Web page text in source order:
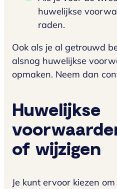
huwelijkse
raden.
Ook als je al getrouwd
alsnog huwelijkse
opmaken. Neem dan
Huwelijkse
of wijzigen
Je kunt ervoor kiezen